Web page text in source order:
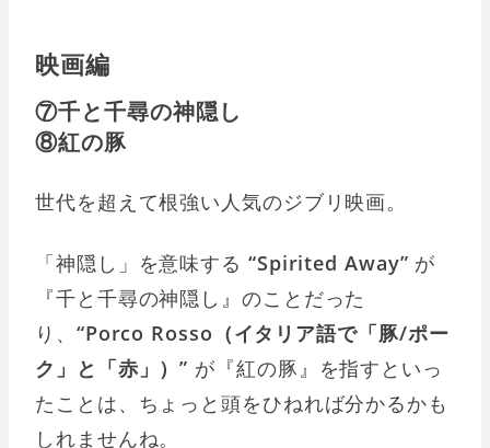
映画編
⑦千と千尋の神隠し
⑧紅の豚
世代を超えて根強い人気のジブリ映画。
「神隠し」を意味する “Spirited Away” が
『千と千尋の神隠し』のことだった
り、 “Porco Rosso（イタリア語で「豚/ポー
ク」と「赤」）” が『紅の豚』を指すといっ
たことは、ちょっと頭をひねれば分かるかも
しれませんね。